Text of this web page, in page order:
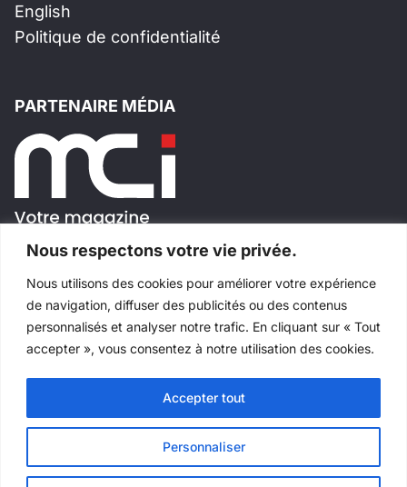
Nous respectons votre vie privée.
Nous utilisons des cookies pour améliorer votre expérience
de navigation, diffuser des publicités ou des contenus
personnalisés et analyser notre trafic. En cliquant sur « Tout
accepter », vous consentez à notre utilisation des cookies.
Personnaliser
Accepter tout
English
Politique de confidentialité
PARTENAIRE MÉDIA
SUIVEZ-NOUS!
Tous droits réservés©Salons Industriels
Fait avec
parWebsimple